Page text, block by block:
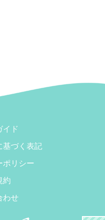
イド
基づく表記
ポリシー
約
わせ